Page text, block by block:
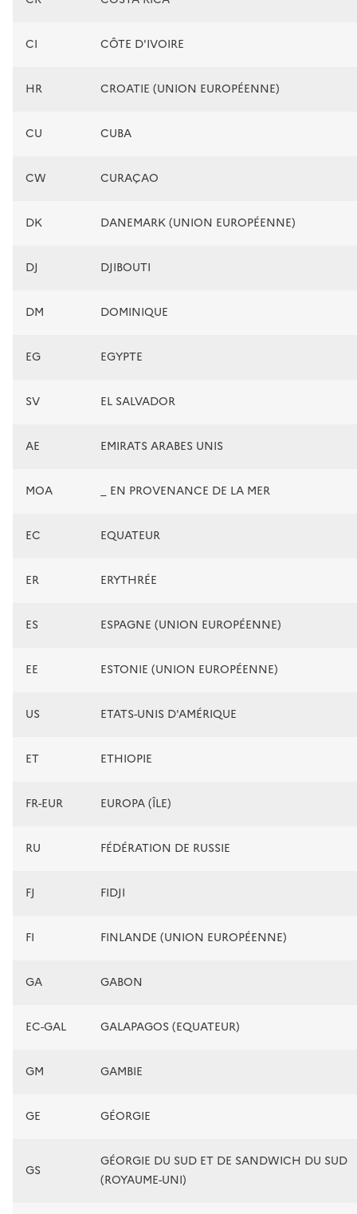
CI CÔTE D'IVOIRE
HR CROATIE (UNION EUROPÉENNE)
CU CUBA
CW CURAÇAO
DK DANEMARK (UNION EUROPÉENNE)
DJ DJIBOUTI
DM DOMINIQUE
EG EGYPTE
SV EL SALVADOR
AE EMIRATS ARABES UNIS
MOA _ EN PROVENANCE DE LA MER
EC EQUATEUR
ER ERYTHRÉE
ES ESPAGNE (UNION EUROPÉENNE)
EE ESTONIE (UNION EUROPÉENNE)
US ETATS-UNIS D'AMÉRIQUE
ET ETHIOPIE
FR-EUR EUROPA (ÎLE)
RU FÉDÉRATION DE RUSSIE
FJ FIDJI
FI FINLANDE (UNION EUROPÉENNE)
GA GABON
EC-GAL GALAPAGOS (EQUATEUR)
GM GAMBIE
GE GÉORGIE
GS
GÉORGIE DU SUD ET DE SANDWICH DU SUD
(ROYAUME-UNI)